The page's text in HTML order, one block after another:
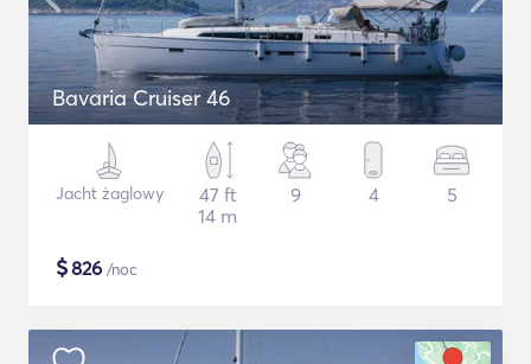
Bavaria Cruiser 46
Jacht żaglowy
47 ft
14 m
9 4 5
$826 /noc